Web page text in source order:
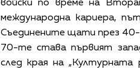
войски по време на
международна кариера,
Съединените щати през
70-те става първият
след края на „Културната